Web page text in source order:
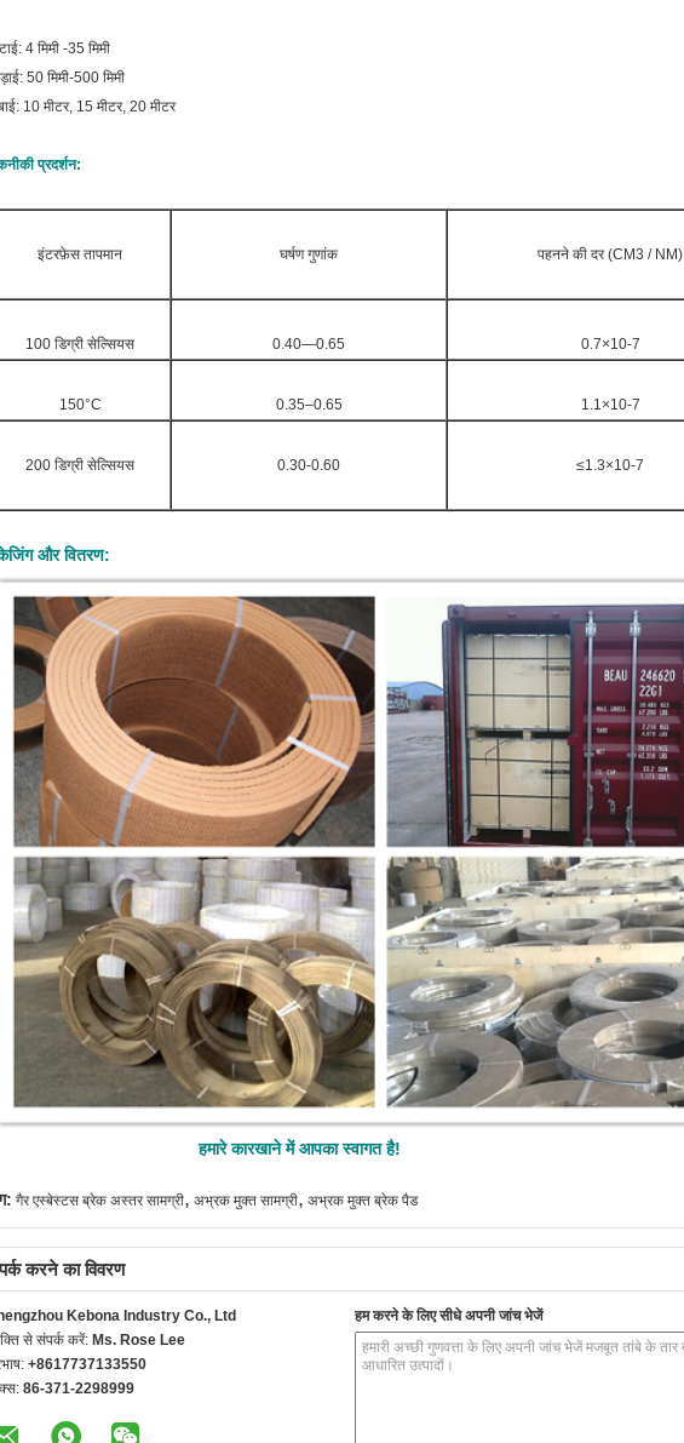
4 मिमी -35 मिमी
50 मिमी-500 मिमी
10 मीटर, 15 मीटर, 20 मीटर
प्रदर्शन:
इंटरफ़ेस तापमान घर्षण गुणांक पहनने की दर (CM3 / NM)
100 डिग्री सेल्सियस 0.40—0.65 0.7×10-7
150°C 0.35–0.65 1.1×10-7
200 डिग्री सेल्सियस 0.30-0.60 ≤1.3×10-7
और वितरण:
हमारे कारखाने में आपका स्वागत है!
गैर एस्बेस्टस ब्रेक अस्तर सामग्री, अभ्रक मुक्त सामग्री, अभ्रक मुक्त ब्रेक पैड
करने का विवरण
Kebona Industry Co., Ltd
से संपर्क करें: Ms. Rose Lee
+8617737133550
86-371-2298999
हम करने के लिए सीधे अपनी जांच भेजें